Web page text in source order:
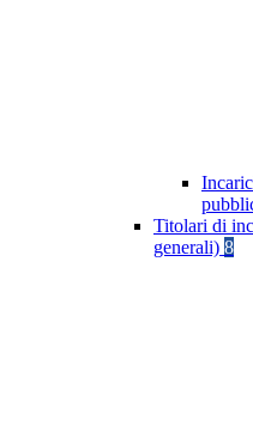
Titolari di
generali) 8